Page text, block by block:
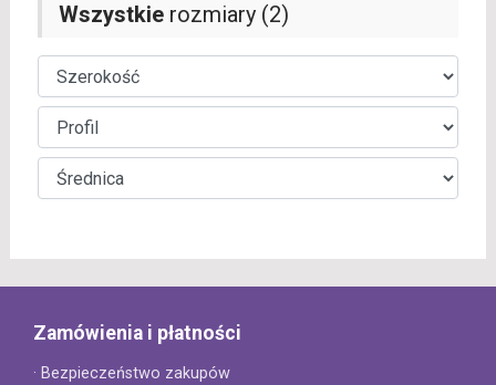
Wszystkierozmiary (2)
Zamówienia i płatności
· Bezpieczeństwo zakupów